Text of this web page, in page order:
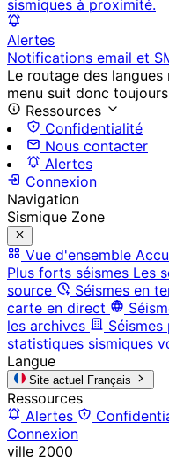
sismiques à proximité.
Alertes
Notifications email et
Le routage des
menu suit donc
Ressources
Confidentialité
Nous contacter
Alertes
Connexion
Navigation
Sismique Zone
Vue d'ensemble
Plus forts séismes Les
source
Séismes en
carte en direct
les archives
statistiques sismiques
Langue
Site actuel Français
Ressources
Alertes
Connexion
ville 2000